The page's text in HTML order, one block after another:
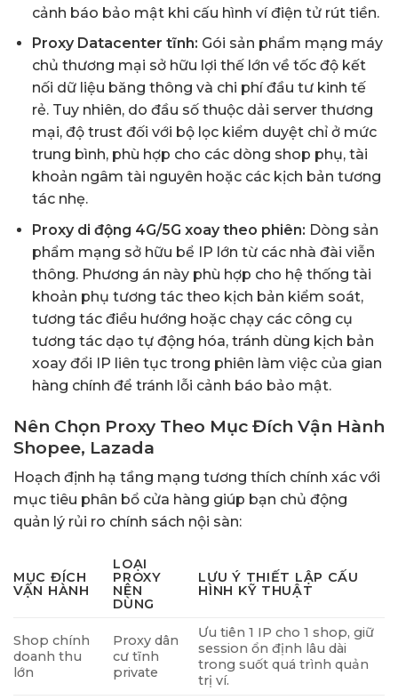
cảnh báo bảo mật khi cấu hình ví điện tử rút tiền.
Proxy Datacenter tĩnh: Gói sản phẩm mạng máy
chủ thương mại sở hữu lợi thế lớn về tốc độ kết
nối dữ liệu băng thông và chi phí đầu tư kinh tế
rẻ. Tuy nhiên, do đầu số thuộc dải server thương
mại, độ trust đối với bộ lọc kiểm duyệt chỉ ở mức
trung bình, phù hợp cho các dòng shop phụ, tài
khoản ngâm tài nguyên hoặc các kịch bản tương
tác nhẹ.
Proxy di động 4G/5G xoay theo phiên: Dòng sản
phẩm mạng sở hữu bể IP lớn từ các nhà đài viễn
thông. Phương án này phù hợp cho hệ thống tài
khoản phụ tương tác theo kịch bản kiểm soát,
tương tác điều hướng hoặc chạy các công cụ
tương tác dạo tự động hóa, tránh dùng kịch bản
xoay đổi IP liên tục trong phiên làm việc của gian
hàng chính để tránh lỗi cảnh báo bảo mật.
Nên Chọn Proxy Theo Mục Đích Vận Hành
Shopee, Lazada
Hoạch định hạ tầng mạng tương thích chính xác với
mục tiêu phân bổ cửa hàng giúp bạn chủ động
quản lý rủi ro chính sách nội sàn:
MỤC ĐÍCH
VẬN HÀNH
LOẠI
PROXY
NÊN
DÙNG
LƯU Ý THIẾT LẬP CẤU
HÌNH KỸ THUẬT
Shop chính
doanh thu
lớn
Proxy dân
cư tĩnh
private
Ưu tiên 1 IP cho 1 shop, giữ
session ổn định lâu dài
trong suốt quá trình quản
trị ví.